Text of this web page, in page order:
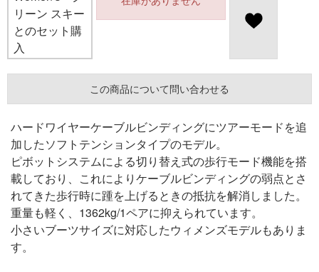
リーン スキー
とのセット購
入
この商品について問い合わせる
ハードワイヤーケーブルビンディングにツアーモードを追
加したソフトテンションタイプのモデル。
ピボットシステムによる切り替え式の歩行モード機能を搭
載しており、これによりケーブルビンディングの弱点とさ
れてきた歩行時に踵を上げるときの抵抗を解消しました。
重量も軽く、1362kg/1ペアに抑えられています。
小さいブーツサイズに対応したウィメンズモデルもありま
す。